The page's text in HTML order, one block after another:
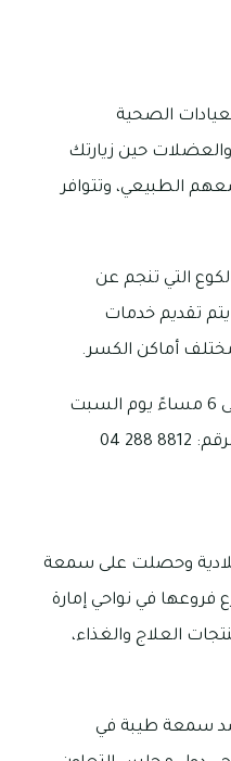
الصحية
حين زيارتك
الطبيعي، وتتوافر
التي تنجم عن
تقديم خدمات
أماكن الكسر.
موقع مركز ارثوكيور الطبي هو مجمع واحة البراجيل، وتبدأ ساعات عمله من الساعة 9 صباحًا إلى 6 مساءً يوم السبت
04
آستر على نطاق دولة الإمارات العربية المتحدة، وقد تأسست في سنة 1989 ميلادية وحصلت على سمعة
فروعها في نواحي إمارة
العلاج والغذاء،
سمعة طيبة في